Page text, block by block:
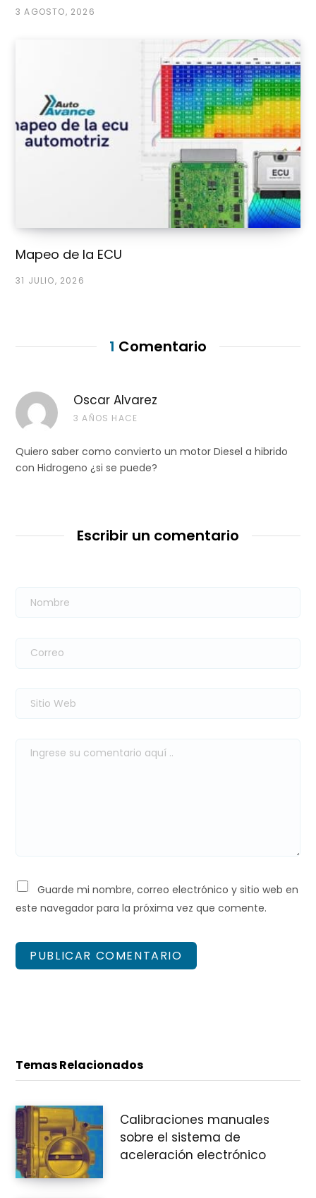
3 AGOSTO, 2026
Mapeo de la ECU
31 JULIO, 2026
1 Comentario
Oscar Alvarez
3 AÑOS HACE
Quiero saber como convierto un motor Diesel a hibrido
con Hidrogeno ¿si se puede?
Escribir un comentario
Guarde mi nombre, correo electrónico y sitio web en
este navegador para la próxima vez que comente.
Temas Relacionados
Calibraciones manuales
sobre el sistema de
aceleración electrónico